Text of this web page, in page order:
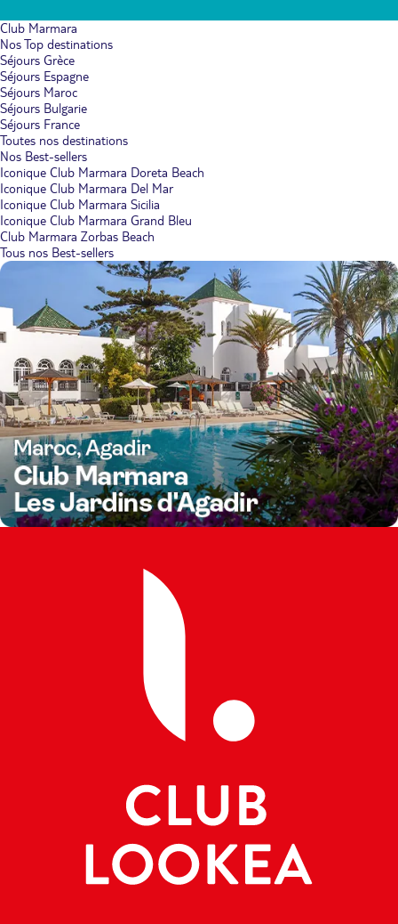
Club Marmara
Nos Top destinations
Séjours Grèce
Séjours Espagne
Séjours Maroc
Séjours Bulgarie
Séjours France
Toutes nos destinations
Nos Best-sellers
Iconique Club Marmara Doreta Beach
Iconique Club Marmara Del Mar
Iconique Club Marmara Sicilia
Iconique Club Marmara Grand Bleu
Club Marmara Zorbas Beach
Tous nos Best-sellers